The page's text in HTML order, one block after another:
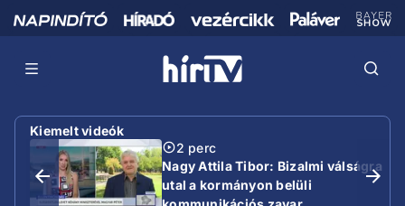
Kiemelt videók
2 perc
Nagy Attila Tibor: Bizalmi válságra
utal a kormányon belüli